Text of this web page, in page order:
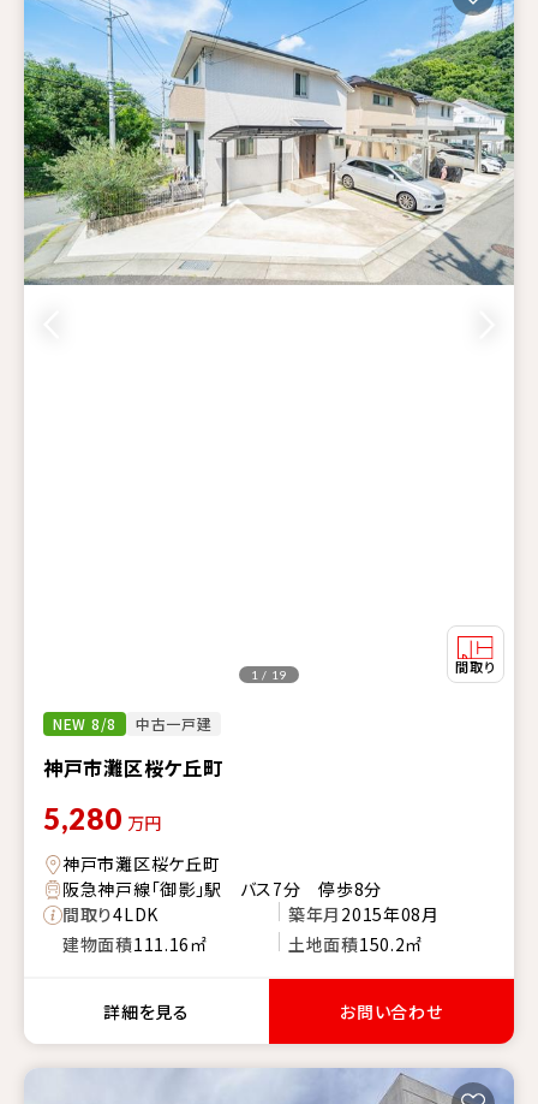
NEW 8/8 中古一戸建
神戸市灘区桜ケ丘町
1 / 19
5,280 万円
神戸市灘区桜ケ丘町
阪急神戸線「御影」駅 バス7分 停歩8分
間取り4LDK 築年月 2015年08月
建物面積111.16㎡ 土地面積150.2㎡
詳細を見る お問い合わせ